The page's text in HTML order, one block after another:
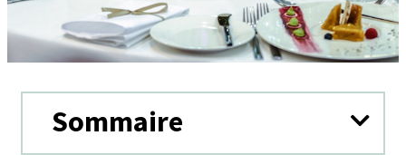
Sommaire